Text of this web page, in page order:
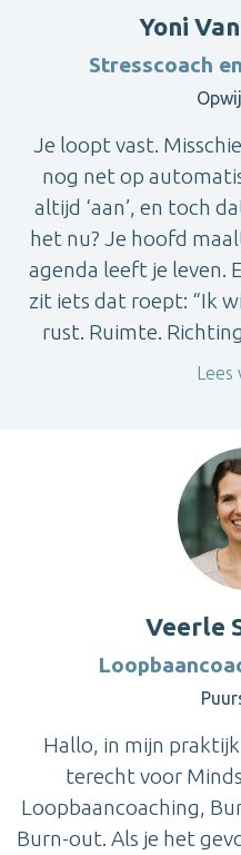
Yoni
Stresscoach
Je loopt vast.
nog net op
altijd ‘aan’, en toch
het nu? Je hoofd
agenda leeft je leven.
zit iets dat roept: “Ik
rust. Ruimte.
Veerle
Hallo, in mijn praktijk
terecht voor
Loopbaancoaching,
Burn-out. Als je het